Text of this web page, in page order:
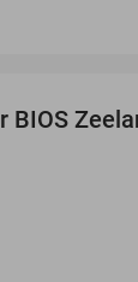
BIOS